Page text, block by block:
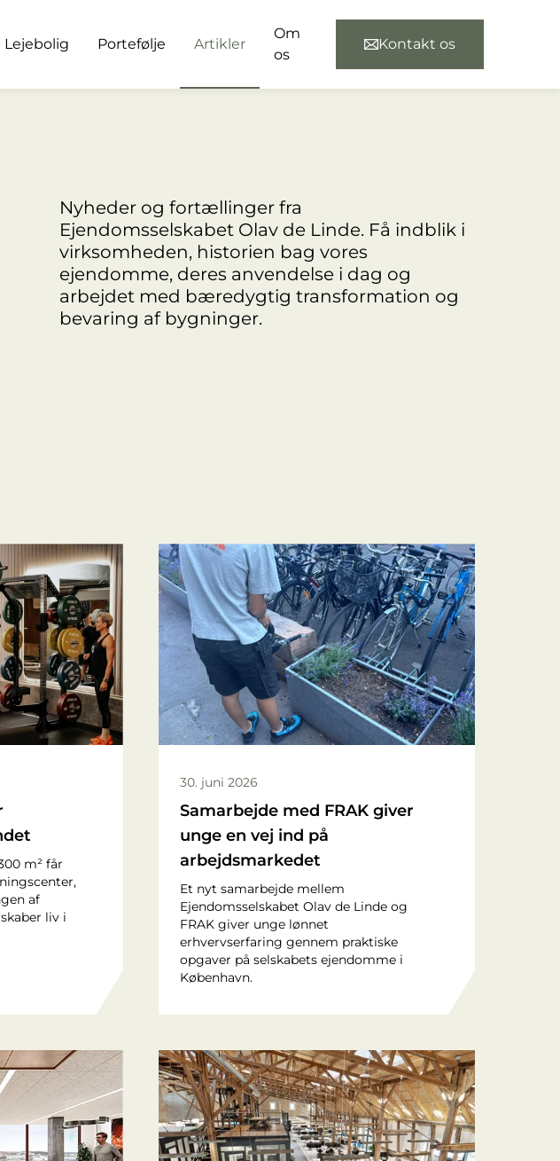
Lejebolig Portefølje Artikler
Om
os
Kontakt os
Nyheder og fortællinger fra
Ejendomsselskabet Olav de Linde. Få indblik i
virksomheden, historien bag vores
ejendomme, deres anvendelse i dag og
arbejdet med bæredygtig transformation og
bevaring af bygninger.
m² får
af
liv i
30. juni 2026
Samarbejde med FRAK giver
unge en vej ind på
arbejdsmarkedet
Et nyt samarbejde mellem
Ejendomsselskabet Olav de Linde og
FRAK giver unge lønnet
erhvervserfaring gennem praktiske
opgaver på selskabets ejendomme i
København.